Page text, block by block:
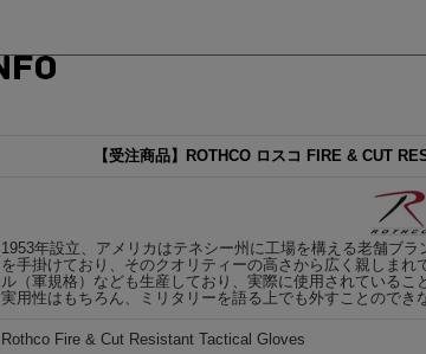
【受注商品】ROTHCO ロスコ FIRE & CUT
1953年設立、アメリカはテネシー州に工場を構える老舗ブ
を手掛けており、そのクオリティーの高さから広く親しま
ル（軍規格）なども生産しており、実際に使用されている
実用性はもちろん、ミリタリーを語る上でも外すことのでき
Rothco Fire & Cut Resistant Tactical Gloves